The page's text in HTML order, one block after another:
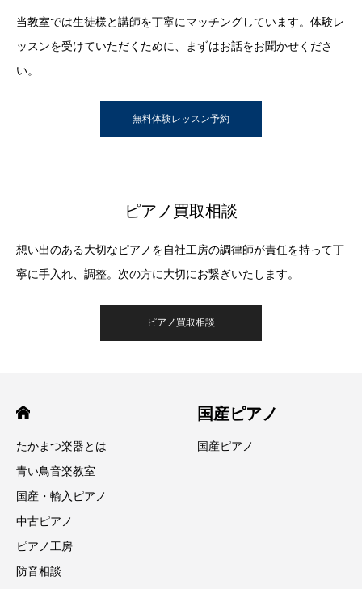
当教室では生徒様と講師を丁寧にマッチングしています。体験レ
ッスンを受けていただくために、まずはお話をお聞かせくださ
い。
無料体験レッスン予約
ピアノ買取相談
想い出のある大切なピアノを自社工房の調律師が責任を持って丁
寧に手入れ、調整。次の方に大切にお繋ぎいたします。
ピアノ買取相談
たかまつ楽器とは
青い鳥音楽教室
国産・輸入ピアノ
中古ピアノ
ピアノ工房
防音相談
国産ピアノ
国産ピアノ